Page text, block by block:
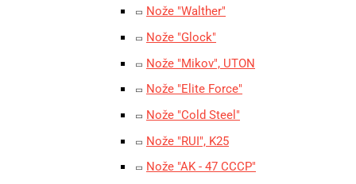
Nože "Walther"
Nože "Glock"
Nože "Mikov", UTON
Nože "Elite Force"
Nože "Cold Steel"
Nože "RUI", K25
Nože "AK - 47 CCCP"